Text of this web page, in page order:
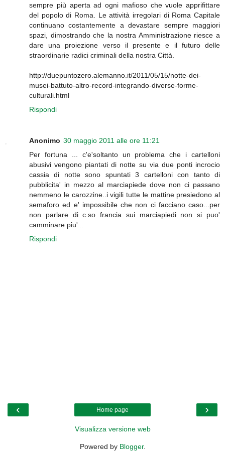
sempre più aperta ad ogni mafioso che vuole apprifittare
del popolo di Roma. Le attività irregolari di Roma Capitale
continuano costantemente a devastare sempre maggiori
spazi, dimostrando che la nostra Amministrazione riesce a
dare una proiezione verso il presente e il futuro delle
straordinarie radici criminali della nostra Città.
http://duepuntozero.alemanno.it/2011/05/15/notte-dei-
musei-battuto-altro-record-integrando-diverse-forme-
culturali.html
Rispondi
Anonimo 30 maggio 2011 alle ore 11:21
Per fortuna ... c'e'soltanto un problema che i cartelloni
abusivi vengono piantati di notte su via due ponti incrocio
cassia di notte sono spuntati 3 cartelloni con tanto di
pubblicita' in mezzo al marciapiede dove non ci passano
nemmeno le carozzine..i vigili tutte le mattine presiedono al
semaforo ed e' impossibile che non ci facciano caso...per
non parlare di c.so francia sui marciapiedi non si puo'
camminare piu'...
Rispondi
‹ ›
Home page
Visualizza versione web
Powered by Blogger.